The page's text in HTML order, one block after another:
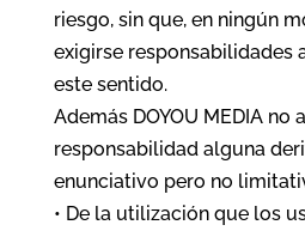
riesgo, sin que, en ningún
exigirse responsabilidades
este sentido.
Además DOYOU MEDIA no
responsabilidad alguna
enunciativo pero no
• De la utilización que los